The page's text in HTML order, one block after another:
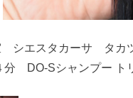
シエスタカーサ タカ
分 DO-Sシャンプー ト